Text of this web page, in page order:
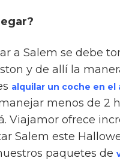
a Salem se debe
y de allí la
alquilar un coche en el
menos de 2
Viajamor ofrece
Salem este
paquetes de